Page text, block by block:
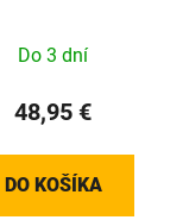
Do 3 dní
48,95 €
DO KOŠÍKA